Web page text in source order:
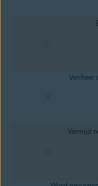
Verifieer
Vermijd